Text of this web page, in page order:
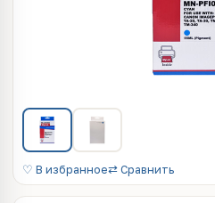
♡ В избранное⇄ Сравнить